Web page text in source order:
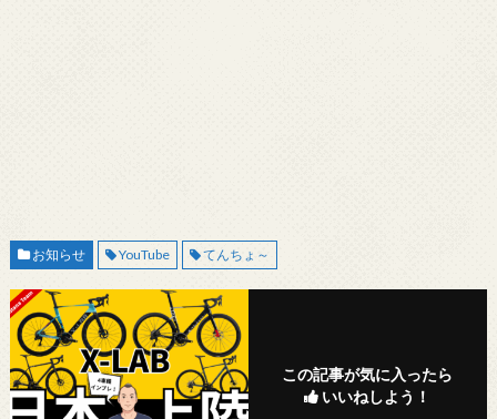
お知らせ YouTube てんちょ～
この記事が気に入ったら
いいねしよう！